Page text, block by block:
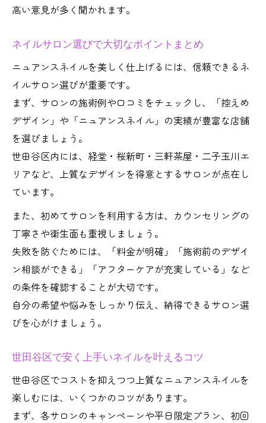
高い意見が多く聞かれます。
ネイルサロン選びで大切なポイントまとめ
ニュアンスネイルを美しく仕上げるには、信頼できるネ
イルサロン選びが重要です。
まず、サロンの施術例や口コミをチェックし、「控えめ
デザイン」や「ニュアンスネイル」の実績が豊富な店舗
を選びましょう。
世田谷区内には、経堂・桜新町・三軒茶屋・二子玉川エ
リアなど、上質なデザインを得意とするサロンが点在し
ています。
また、初めてサロンを利用する方は、カウンセリングの
丁寧さや衛生面も重視しましょう。
失敗を防ぐためには、「料金が明確」「施術前のデザイ
ン相談ができる」「アフターケアが充実している」など
の条件を確認することが大切です。
自分の希望や悩みをしっかり伝え、納得できるサロン選
びを心がけましょう。
世田谷区で安く上手いネイルを叶えるコツ
世田谷区でコストを抑えつつ上質なニュアンスネイルを
楽しむには、いくつかのコツがあります。
まず、各サロンのキャンペーンや平日限定プラン、初回